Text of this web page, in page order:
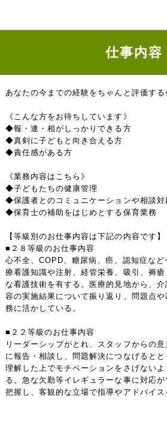
仕事内容
あなたの今までの経験をちゃんと評価する
《こんな方をお待ちしています》
◆報・連・相がしっかりできる方
◆真剣に子どもと向き合える方
◆責任感がある方
《業務内容はこちら》
◆子どもたちの健康管理
◆保護者とのコミュニケーションや相談対
◆保育士の補助をはじめとする保育業務
【等級別のお仕事内容は下記の内容です】
■２８等級のお仕事内容
心不全、COPD、糖尿病、癌、認知症な
療看護知識や注射、経管栄養、吸引、褥
な看護技術を有する。医療的見地から、
容の実施結果について振り返り、問題点
務に活かしている。
■２２等級のお仕事内容
リーダーシップがとれ、スタッフからの
に報告・相談し、問題解決につなげると
理解した上でモチベーションをさげないよ
る。急な欠勤等イレギュラーな事に対応
把握し、客観的な立場で指導やアドバイ